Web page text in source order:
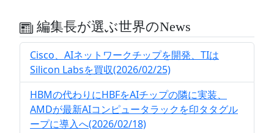
編集長が選ぶ世界のNews
Cisco、AIネットワークチップを開発、TIは
Silicon Labsを買収(2026/02/25)
HBMの代わりにHBFをAIチップの隣に実装、
AMDが最新AIコンピュータラックを印タタグル
ープに導入へ(2026/02/18)